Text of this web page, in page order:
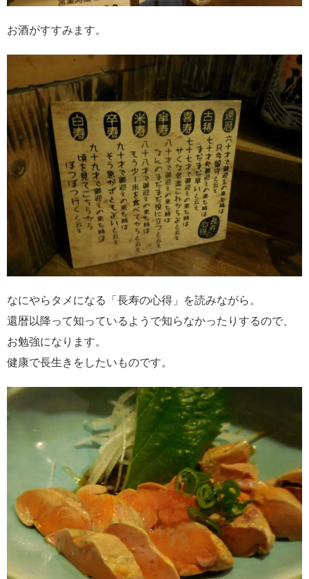
お酒がすすみます。
なにやらタメになる「長寿の心得」を読みながら。
還暦以降って知っているようで知らなかったりするので、
お勉強になります。
健康で長生きをしたいものです。